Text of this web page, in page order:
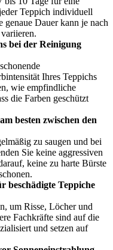
Teppich individuell
Dauer kann je nach
bei der Reinigung
Ihres Teppichs
wie empfindliche
die Farben geschützt
besten zwischen den
zu saugen und bei
Sie keine aggressiven
keine zu harte Bürste
beschädigte Teppiche
um Risse, Löcher und
Fachkräfte sind auf die
und setzen auf